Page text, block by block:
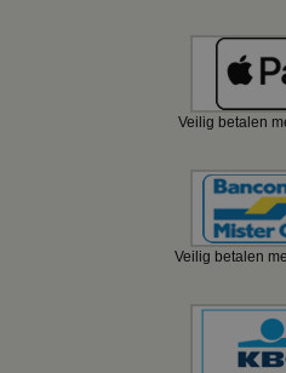
Veilig betalen
Veilig betalen